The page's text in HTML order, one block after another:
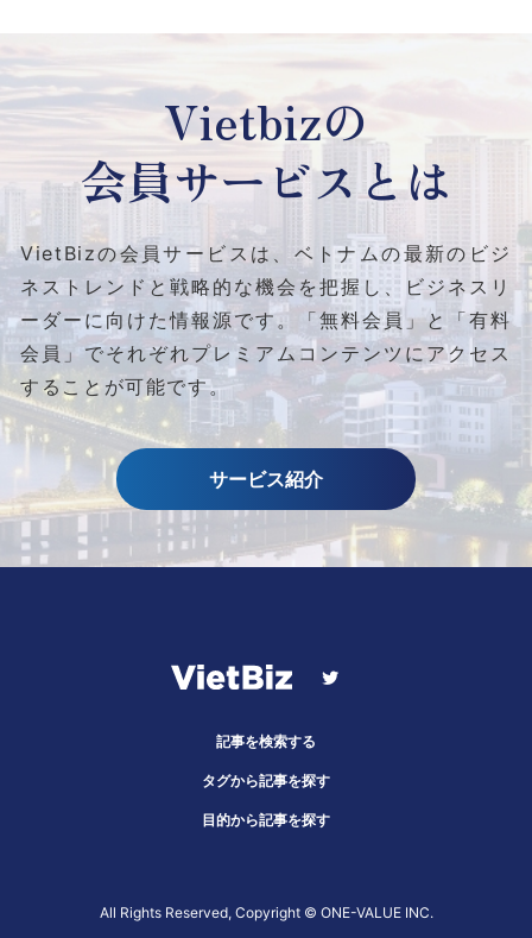
Vietbizの
会員サービスとは
VietBizの会員サービスは、ベトナムの最新のビジ
ネストレンドと戦略的な機会を把握し、ビジネスリ
ーダーに向けた情報源です。
「無料会員」と「有料
会員」でそれぞれプレミアムコンテンツにアクセス
することが可能です。
サービス紹介
記事を検索する
タグから記事を探す
目的から記事を探す
All Rights Reserved, Copyright ©︎ ONE-VALUE INC.